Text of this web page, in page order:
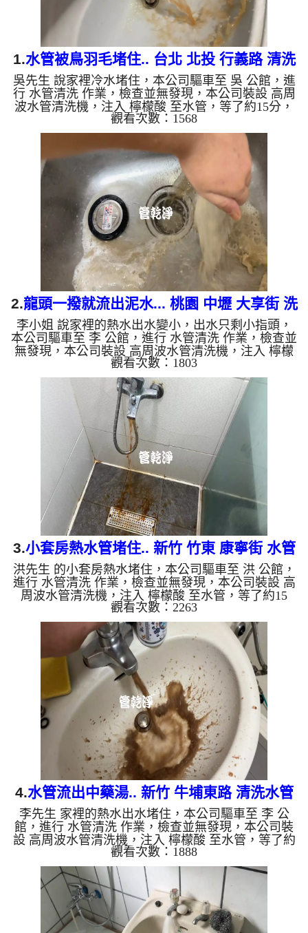
1.水管被鳥羽毛堵住.. 台北 北投 行義路 清洗
水管
吳先生 說家裡冷水堵住，本公司驅車至 吳 公館，進
行 水管清洗 作業，檢查並無發現，本公司裝設 高周
波水管清洗機，注入 檸檬酸 至水管，等了約15分，
開啟 水管清洗機 ，啟動 螺旋波 模式，一洗水管就流
出髒水，突然噴出異物，一看居然是鳥羽毛，羽毛源
源不絕，兩個多小時後，出水變乾淨出水量也恢復
了。 如是自來水，如水管老化，會產生鐵鏽跟泥沙
堆積，洗出來的水就會是咖啡色，地下水含有氧化
錳，管壁上會結成黑色管垢，洗出來的水會跟石油一
樣黑，有些洗出綠色的水，是因為裡面有銅的物質，
生鏽產生銅綠，如是藍...
觀看次數：1568
2.龍頭一撥就流出泥水... 桃園 中壢 大享街 洗
水管
李小姐 說家裡的熱水出水變小，出水只剩小指頭，
本公司驅車至 李 公館，進行 水管清洗 作業，檢查並
無發現，本公司裝設 高周波水管清洗機，注入 檸檬
酸 至水管，等了約15分，開啟 水管清洗機 ，啟動 螺
旋波 模式，一洗水管就流出泥水，還噴出許多泡沫
水，兩個多小時後，出水變乾淨熱水出水量也恢復
了。 如是自來水，如水管老化，會產生鐵鏽跟泥沙
堆積，洗出來的水就會是咖啡色，地下水含有氧化
錳，管壁上會結成黑色管垢，洗出來的水會跟石油一
樣黑，有些洗出綠色的水，是因為裡面有銅的物質，
生鏽產生銅綠，如是藍色...
觀看次數：1803
3.小套房熱水管堵住.. 新竹 竹東 康寧街 水管
清洗
洪先生 的小套房熱水堵住，本公司驅車至 洪 公館，
進行 水管清洗 作業，檢查並無發現，本公司裝設 高
周波水管清洗機，注入 檸檬酸 至水管，等了約15
分，開啟 水管清洗機 ，啟動 螺旋波 模式，一洗水管
就流出棕色鐵銹水，兩個多小時後，出水變乾淨熱水
出水量也恢復了。 如是自來水，如水管老化，會產
生鐵鏽跟泥沙堆積，洗出來的水就會是咖啡色，地下
水含有氧化錳，管壁上會結成黑色管垢，洗出來的水
會跟石油一樣黑，有些洗出綠色的水，是因為裡面有
銅的物質，生鏽產生銅綠，如是藍色的水，是因為水
龍頭合金的養化造成...
觀看次數：2263
4.水管流出中藥湯.. 新竹 牛埔東路 清洗水管
李先生 家裡的熱水出水堵住，本公司驅車至 李 公
館，進行 水管清洗 作業，檢查並無發現，本公司裝
設 高周波水管清洗機，注入 檸檬酸 至水管，等了約
15分，開啟 水管清洗機 ，啟動 螺旋波 模式，一洗水
管就流出土色銹水，看起來就像中藥湯，兩個多小時
後，出水變乾淨熱水出水量也恢復了。 如是自來
水，如水管老化，會產生鐵鏽跟泥沙堆積，洗出來的
水就會是咖啡色，地下水含有氧化錳，管壁上會結成
黑色管垢，洗出來的水會跟石油一樣黑，有些洗出綠
觀看次數：1888